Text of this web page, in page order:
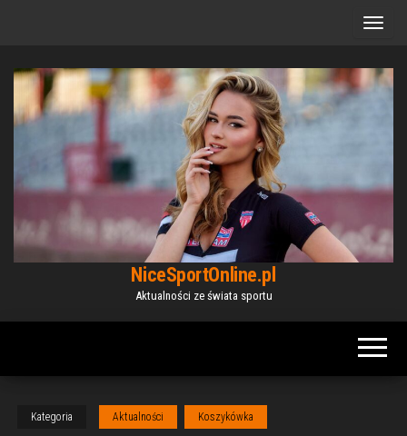
NiceSportOnline.pl
Aktualności ze świata sportu
Kategoria Aktualności Koszykówka